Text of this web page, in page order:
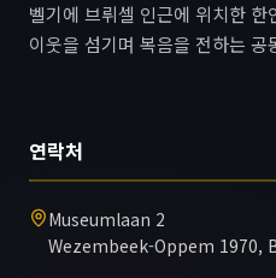
벨기에 브뤼셀 인근에 위치한
이웃을 섬기며 복음을 전하는 공
연락처
Museumlaan 2
Wezembeek-Oppem 1970,